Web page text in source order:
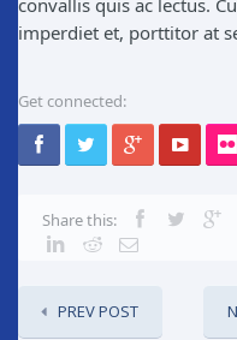
convallis quis ac lectus.
imperdiet et, porttitor at
Get connected:
Share this:
PREV POST